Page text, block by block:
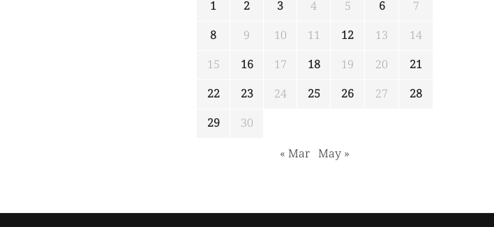
1 2 3 4 5 6
7
8
9 10 11 12 13
14
15
16 17 18 19 20
21
22
23 24 25 26 27
28
29
30
« Mar May »